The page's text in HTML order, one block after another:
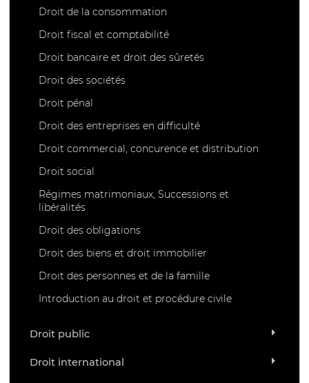
Droit de la consommation
Droit fiscal et comptabilité
Droit bancaire et droit des sûretés
Droit des sociétés
Droit pénal
Droit des entreprises en difficulté
Droit commercial, concurence et distribution
Droit social
Régimes matrimoniaux, Successions et
libéralités
Droit des obligations
Droit des biens et droit immobilier
Droit des personnes et de la famille
Introduction au droit et procédure civile
Droit public
Droit international